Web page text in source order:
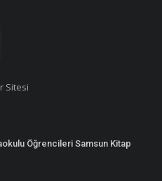
Sitesi
Öğrencileri Samsun Kitap